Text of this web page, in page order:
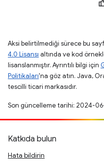
Aksi belirtilmediği sürece bu
4.0 Lisansı altında ve kod
lisanslanmıştır. Ayrıntılı bilgi için
Politikaları'na göz atın. Java,
tescilli ticari markasıdır.
Son güncelleme tarihi: 2024-
Katkıda bulun
Hata bildirin